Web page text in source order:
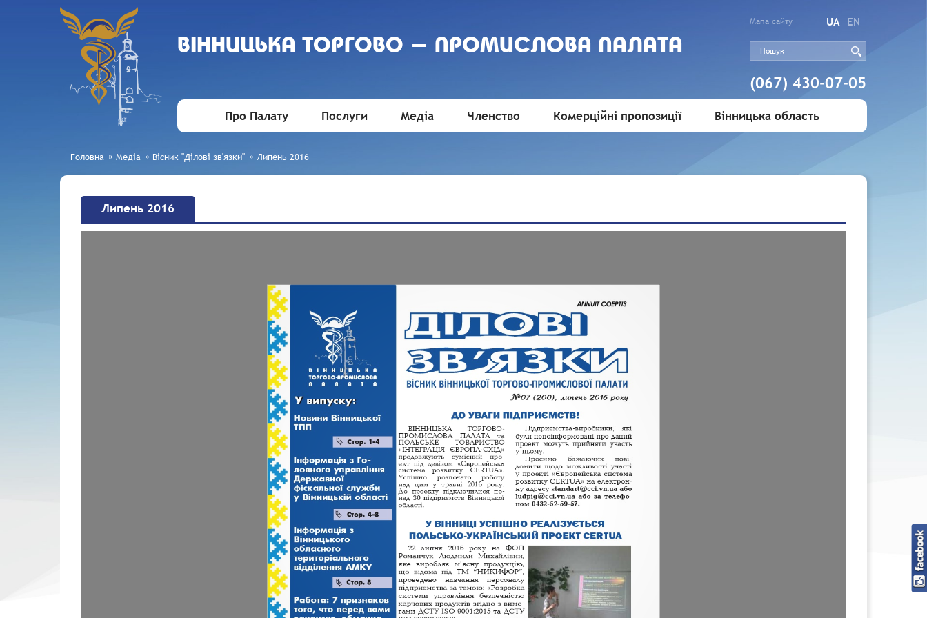
ВIННИЦЬКА ТОРГОВО - ПРОМИСЛОВА ПАЛАТА
Мапа сайту UA EN
(067) 430-07-05
Про Палату Послуги Медіа Членство Комерційні пропозиції Вінницька область
Головна » Медіа » Вісник "Ділові зв'язки" » Липень 2016
Липень 2016